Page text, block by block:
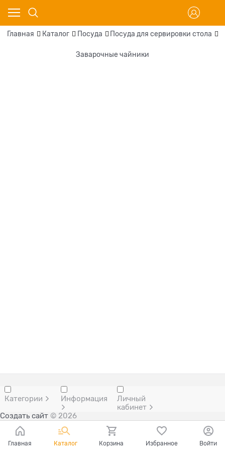
Главная Каталог Посуда Посуда для сервировки стола
Заварочные чайники
Категории Информация
Личный
кабинет
Создать сайт © 2026
Главная Каталог Корзина Избранное Войти